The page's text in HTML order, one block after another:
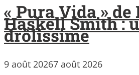
« Pura Vida »
Haskell Smith :
drôlissime
9 août 20267 août 2026